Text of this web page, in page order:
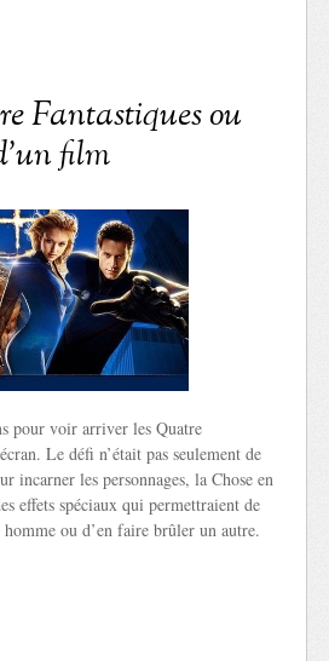
Fantastiques ou
film
pour voir arriver les Quatre
Le défi n’était pas seulement de
incarner les personnages, la Chose en
effets spéciaux qui permettraient de
ou d’en faire brûler un autre.